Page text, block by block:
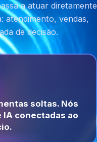
a atuar diretamente
atendimento, vendas,
de decisão.
soltas. Nós
conectadas ao